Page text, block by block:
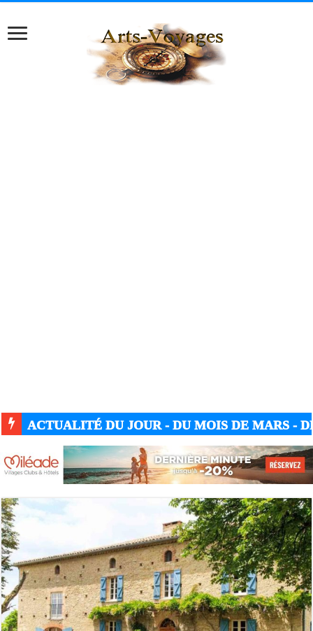
ACTUALITÉ DU JOUR - DU MOIS DE MARS -
ACTUALITÉ GUERRE UKRAINE-RUSSIE